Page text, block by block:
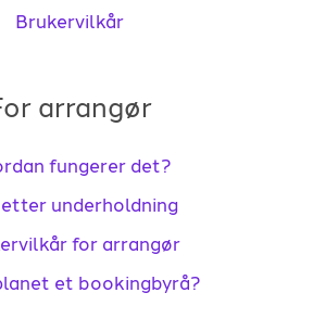
Brukervilkår
arrangør
fungerer det?
underholdning
for arrangør
et bookingbyrå?